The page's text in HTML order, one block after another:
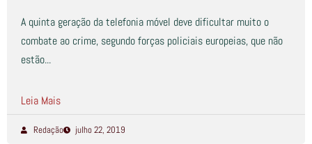
A quinta geração da telefonia móvel deve dificultar muito o
combate ao crime, segundo forças policiais europeias, que não
estão...
Leia Mais
Redação julho 22, 2019